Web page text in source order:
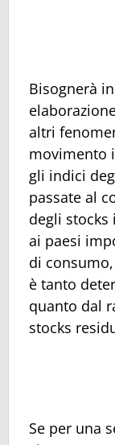
Bisognerà
altri
movimento
gli indici
passate al
degli stocks
ai paesi
di
è tanto
quanto dal
stocks
Se per una